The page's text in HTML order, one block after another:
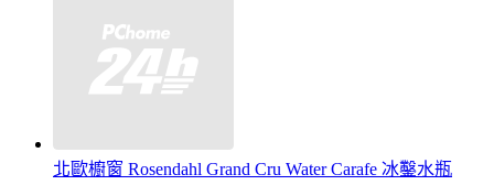
北歐櫥窗 Rosendahl Grand Cru Water Carafe 冰鑿水瓶